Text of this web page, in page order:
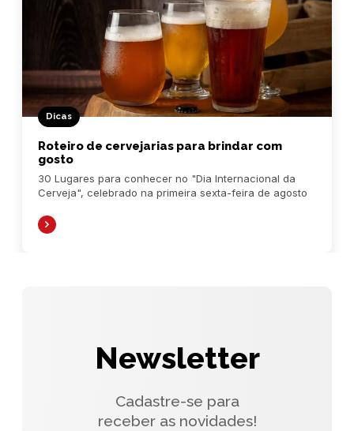
Dicas
Roteiro de cervejarias para brindar com
gosto
30 Lugares para conhecer no "Dia Internacional da
Cerveja", celebrado na primeira sexta-feira de agosto
Newsletter
Cadastre-se para
receber as novidades!